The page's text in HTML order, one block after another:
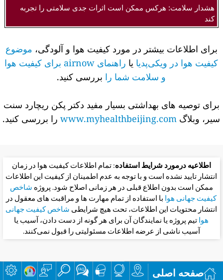
هشدار سلامت: هرکس ممکن است اثرات جدی سلامتی را تجربه
کند
برای اطلاعات بیشتر در مورد کیفیت هوا و آلودگی، موضوع
کیفیت هوا در ویکی‌پدیایا
راهنمای airnow برای کیفیت هوا
و سلامت شما را بررسی کنید.
برای توصیه های بهداشتی بسیار مفید دکتر پکن ریچارد سنت
سیر، وبلاگ www.myhealthbeijing.comرا بررسی کنید.
اطلاعیه درمورد شرایط استفاده: تمام اطلاعات کیفیت هوا در زمان
انتشار تایید نشده است و با توجه به عدم اطمینان از کیفیت این اطلاعات
ممکن است بدون اطلاع قبلی در هر زمانی اصلاح شود. پروژهشاخص
کیفیت جهانی هوابا استفاده از تمام مهارت ها و مراقبت های معقول در
انتشار محتویات این اطلاعات، تحت هیچ شرایطیشاخص کیفیت جهانی
هواتیم پروژه یا نمایندگان آن برای هر گونه از دست دادن، آسیب یا
آسیب ناشی از عرضه اطلاعات مسئولیتی را قبول نمی‌کنند.
صفحه اصلی